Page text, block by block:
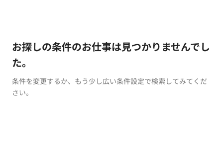
お探しの条件のお仕事は見つかりませんでし
た。
条件を変更するか、もう少し広い条件設定で検索してみてくだ
さい。